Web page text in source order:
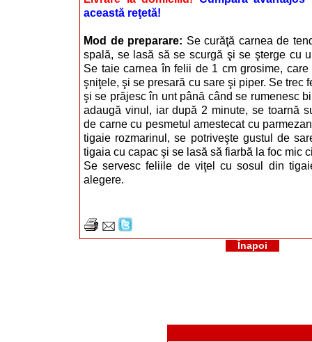
această reţetă!
Mod de preparare: Se curăţă carnea de
spală, se lasă să se scurgă şi se şterge cu
Se taie carnea în felii de 1 cm grosime,
şniţele, şi se presară cu sare şi piper. Se trec
şi se prăjesc în unt până când se rumenesc
adaugă vinul, iar după 2 minute, se toarnă
de carne cu pesmetul amestecat cu
tigaie rozmarinul, se potriveşte gustul de
tigaia cu capac şi se lasă să fiarbă la foc mic
Se servesc feliile de viţel cu sosul din
alegere.
Înapoi